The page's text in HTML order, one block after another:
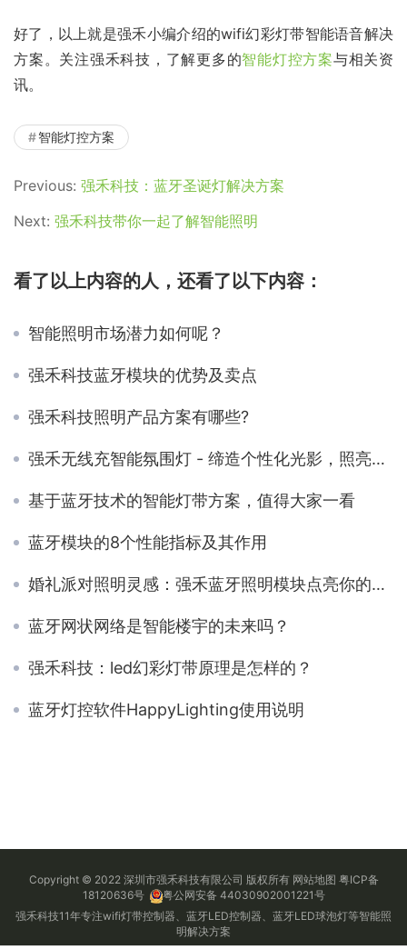
好了，以上就是强禾小编介绍的wifi幻彩灯带智能语音解决
方案。关注强禾科技，了解更多的智能灯控方案与相关资
讯。
智能灯控方案
Previous: 强禾科技：蓝牙圣诞灯解决方案
Next: 强禾科技带你一起了解智能照明
看了以上内容的人，还看了以下内容：
智能照明市场潜力如何呢？
强禾科技蓝牙模块的优势及卖点
强禾科技照明产品方案有哪些?
强禾无线充智能氛围灯 - 缔造个性化光影，照亮生活乐趣
基于蓝牙技术的智能灯带方案，值得大家一看
蓝牙模块的8个性能指标及其作用
婚礼派对照明灵感：强禾蓝牙照明模块点亮你的特殊时刻
蓝牙网状网络是智能楼宇的未来吗？
强禾科技：led幻彩灯带原理是怎样的？
蓝牙灯控软件HappyLighting使用说明
Copyright © 2022 深圳市强禾科技有限公司 版权所有 网站地图 粤ICP备
18120636号
粤公网安备 44030902001221号
强禾科技11年专注wifi灯带控制器、蓝牙LED控制器、蓝牙LED球泡灯等智能照
明解决方案